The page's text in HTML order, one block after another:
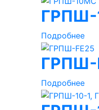
Подробнее
ГРПШ-
Подробнее